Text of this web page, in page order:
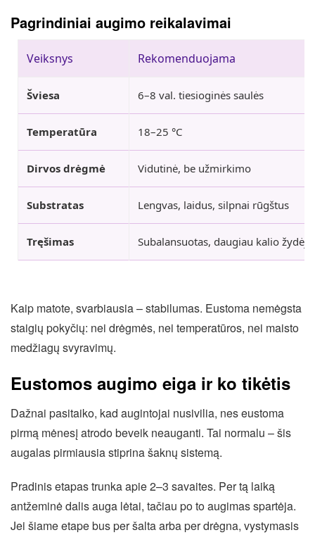
Pagrindiniai augimo reikalavimai
Veiksnys Rekomenduojama
Šviesa 6–8 val. tiesioginės saulės
Temperatūra 18–25 °C
Dirvos drėgmė Vidutinė, be užmirkimo
Substratas Lengvas, laidus, silpnai rūgštus
Tręšimas Subalansuotas, daugiau kalio
Kaip matote, svarbiausia – stabilumas. Eustoma nemėgsta
staigių pokyčių: nei drėgmės, nei temperatūros, nei maisto
medžiagų svyravimų.
Eustomos augimo eiga ir ko tikėtis
Dažnai pasitaiko, kad augintojai nusivilia, nes eustoma
pirmą mėnesį atrodo beveik neauganti. Tai normalu – šis
augalas pirmiausia stiprina šaknų sistemą.
Pradinis etapas trunka apie 2–3 savaites. Per tą laiką
antžeminė dalis auga lėtai, tačiau po to augimas spartėja.
Jei šiame etape bus per šalta arba per drėgna, vystymasis